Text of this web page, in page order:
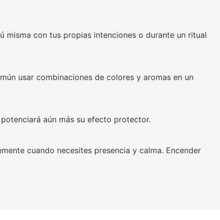
misma con tus propias intenciones o durante un ritual
usar combinaciones de colores y aromas en un
aún más su efecto protector.
cuando necesites presencia y calma. Encender